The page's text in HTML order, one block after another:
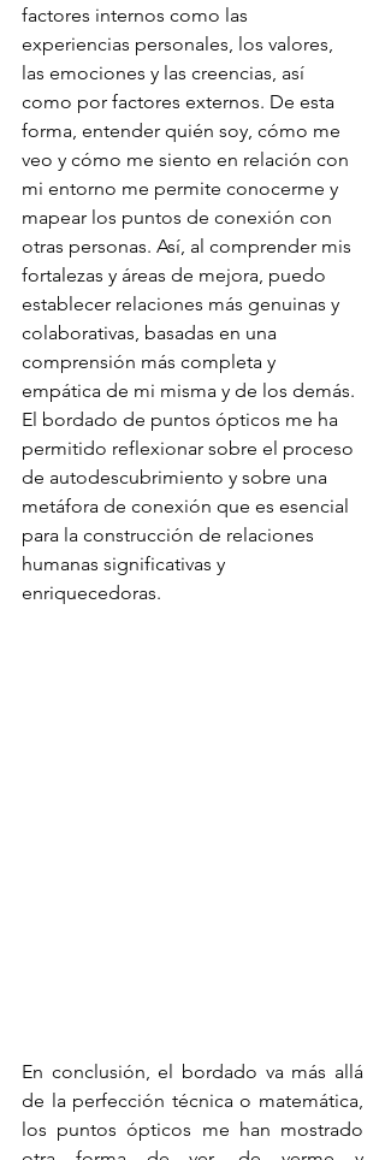
factores internos como las
experiencias personales, los valores,
las emociones y las creencias, así
como por factores externos. De esta
forma, entender quién soy, cómo me
veo y cómo me siento en relación con
mi entorno me permite conocerme y
mapear los puntos de conexión con
otras personas. Así, al comprender mis
fortalezas y áreas de mejora, puedo
establecer relaciones más genuinas y
colaborativas, basadas en una
comprensión más completa y
empática de mi misma y de los demás.
El bordado de puntos ópticos me ha
permitido reflexionar sobre el proceso
de autodescubrimiento y sobre una
metáfora de conexión que es esencial
para la construcción de relaciones
humanas significativas y
enriquecedoras.
En conclusión, el bordado va más allá
de la perfección técnica o matemática,
los puntos ópticos me han mostrado